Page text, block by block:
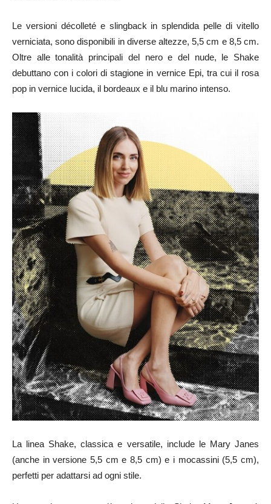
Le versioni décolleté e slingback in splendida pelle di vitello
verniciata, sono disponibili in diverse altezze, 5,5 cm e 8,5 cm.
Oltre alle tonalità principali del nero e del nude, le Shake
debuttano con i colori di stagione in vernice Epi, tra cui il rosa
pop in vernice lucida, il bordeaux e il blu marino intenso.
La linea Shake, classica e versatile, include le Mary Janes
(anche in versione 5,5 cm e 8,5 cm) e i mocassini (5,5 cm),
perfetti per adattarsi ad ogni stile.